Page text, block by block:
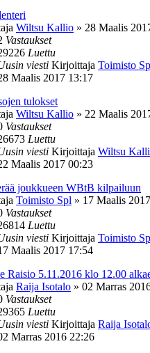
Wiltsu Kallio » 28 Maalis
Vastaukset
Luettu
viesti Kirjoittaja Toimisto
Maalis 2017 13:17
tulokset
Wiltsu Kallio » 22 Maalis
Vastaukset
Luettu
viesti Kirjoittaja Wiltsu
Maalis 2017 00:23
joukkueen WBtB kilpailuun
Toimisto Spl » 17 Maalis
Vastaukset
Luettu
viesti Kirjoittaja Toimisto
Maalis 2017 17:54
Raisio 5.11.2016 klo 12.00
Raija Isotalo » 02 Marras
Vastaukset
Luettu
viesti Kirjoittaja Raija
Marras 2016 22:26